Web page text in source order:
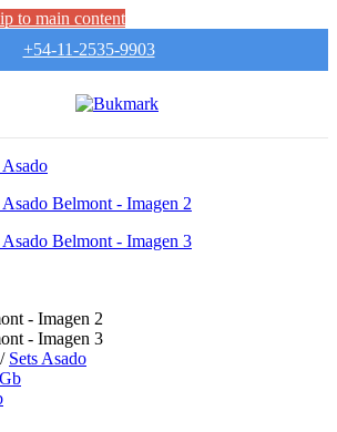
to main content
+54-11-2535-9903
/ Sets Asado